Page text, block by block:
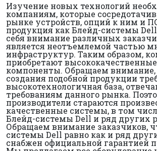
Изучение новых технологий
компаниям, которые
рынке устройств, опций к ним и
продукция как Блейд-системы
себя внимание различных
является неотъемлемой частью
инфраструктур. Таким образом,
приобретают
компоненты. Обращаем внимание,
создания подобной продукции
высокотехнологичная база,
требованиям данного рынка.
производители стараются
качественные системы, в том
Блейд-системы Dell и ряд других
Обращаем внимание заказчиков,
системы Dell равно как и ряд
снабжен официальной гарантией